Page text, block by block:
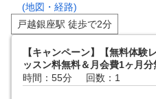
(地図・経路)
戸越銀座駅 徒歩で2分
【キャンペーン】【無料体験
ッスン料無料＆月会費1ヶ月
時間：55分
回数：1